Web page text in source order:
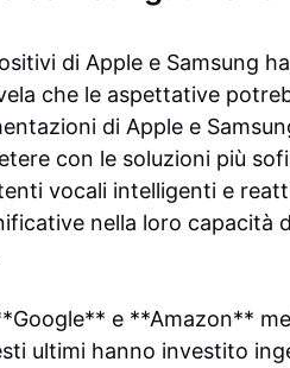
di Apple e Samsung
che le aspettative
di Apple e
con le soluzioni più
vocali intelligenti e
nella loro capacità
e **Amazon**
ultimi hanno investito